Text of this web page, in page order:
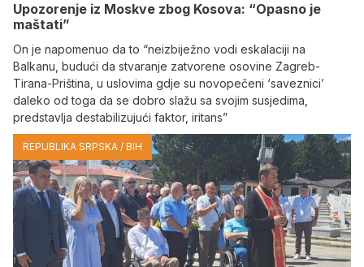
Upozorenje iz Moskve zbog Kosova: “Opasno je
maštati”
On je napomenuo da to “neizbiježno vodi eskalaciji na
Balkanu, budući da stvaranje zatvorene osovine Zagreb-
Tirana-Priština, u uslovima gdje su novopečeni ‘saveznici’
daleko od toga da se dobro slažu sa svojim susjedima,
predstavlja destabilizujući faktor, iritans”
REPUBLIKA SRPSKA / BIH